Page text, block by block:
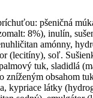
pšeničná
8%), inulín,
amónny,
(lecitíny), soľ.
tuk, sladidlá
zníženým obsahom
kypriace látky